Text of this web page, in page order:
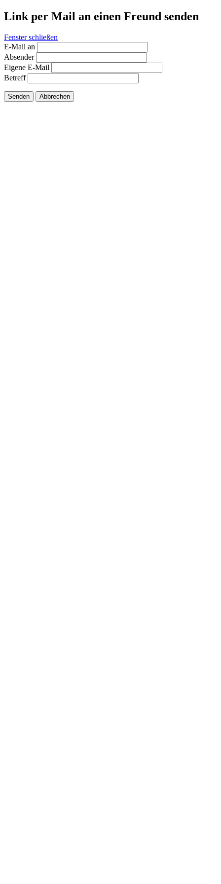
Link per Mail an einen Freund senden
Fenster schließen
E-Mail an
Absender
Eigene E-Mail
Betreff
Senden Abbrechen